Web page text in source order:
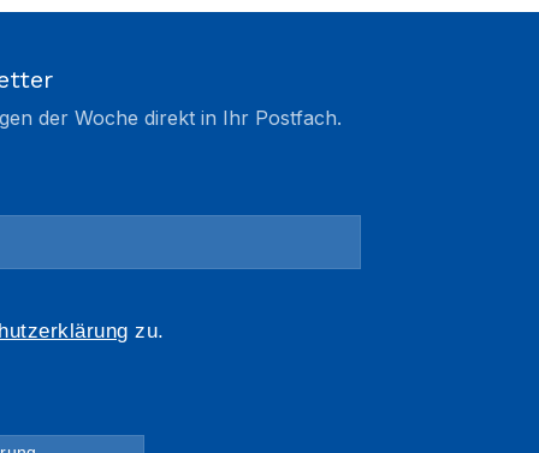
der Woche direkt in Ihr Postfach.